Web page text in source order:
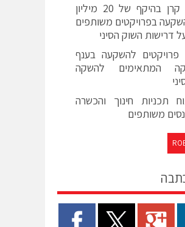
יסוד קרן בהיקף של 20 מיליון
בפרויקטים משותפים
דרישות השוק הסיני
פרויקטים להשקעה בענף
המתאימים להשקה
תכניות חינוך והכשרה
משותפים